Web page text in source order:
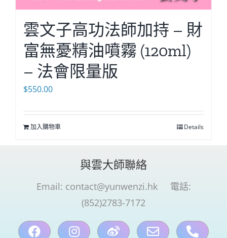
雲文子高功法師加持 – 財
富無憂精油噴霧 (120ml)
– 法會限量版
$550.00
加入購物車 Details
與雲大師聯絡
Email: contact@yunwenzi.hk電話:
(852)2783-7172